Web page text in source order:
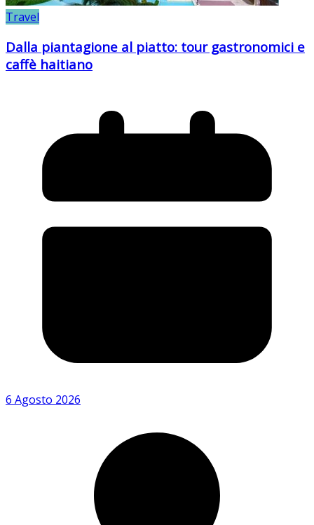
Travel
Dalla piantagione al piatto: tour gastronomici e
caffè haitiano
6 Agosto 2026